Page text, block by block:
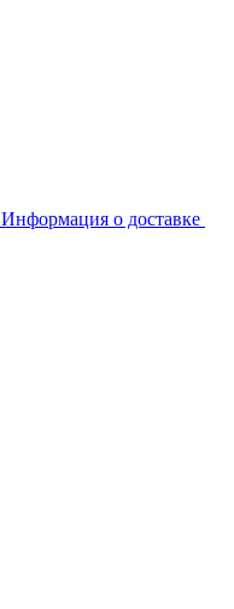
Информация о доставке